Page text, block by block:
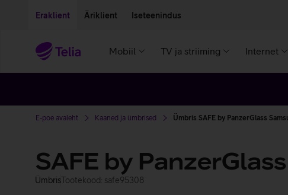
Eraklient Äriklient Iseteenindus
Mobiil TV ja striiming Internet
E-poe avaleht Kaaned ja ümbrised Ümbris SAFE by PanzerGlass
SAFE by
ÜmbrisTootekood: safe95308